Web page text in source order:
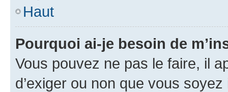
Haut
Pourquoi ai-je besoin de
Vous pouvez ne pas le faire, il
d’exiger ou non que vous